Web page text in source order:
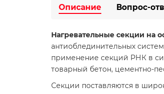
Описание Вопрос-
Нагревательные секции на
антиоблединительных
применение секций РНК в
товарный бетон, цементно-
Секции поставляются в